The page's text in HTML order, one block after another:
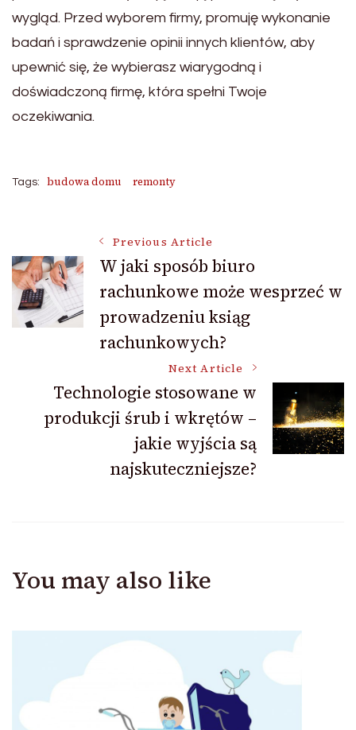
wygląd. Przed wyborem firmy, promuję wykonanie
badań i sprawdzenie opinii innych klientów, aby
upewnić się, że wybierasz wiarygodną i
doświadczoną firmę, która spełni Twoje
oczekiwania.
Tags: budowa domu remonty
Post
Navigation
Previous Article
W jaki sposób biuro
rachunkowe może wesprzeć w
prowadzeniu ksiąg
rachunkowych?
Next Article
Technologie stosowane w
produkcji śrub i wkrętów –
jakie wyjścia są
najskuteczniejsze?
You may also like